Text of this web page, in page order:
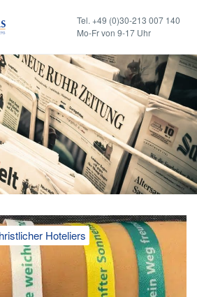
Tel. +49 (0)30-213 007 140
Mo-Fr von 9-17 Uhr
Hoteliers